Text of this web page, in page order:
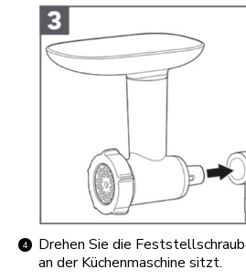
Drehen Sie die
an der Küchenmaschine sitzt.